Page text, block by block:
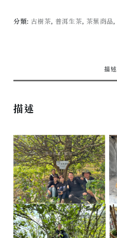
樹
分類: 古樹茶, 普洱生茶, 茶葉商品,
描述
描述